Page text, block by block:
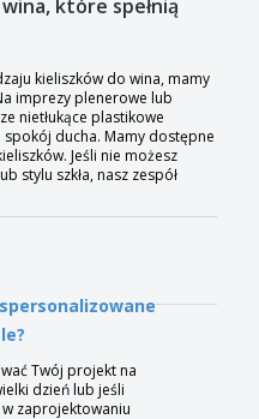
które spełnią
kieliszków do wina, mamy
imprezy plenerowe lub
nietłukące plastikowe
ducha. Mamy dostępne
Jeśli nie możesz
stylu szkła, nasz zespół
Twój projekt na
dzień lub jeśli
zaprojektowaniu